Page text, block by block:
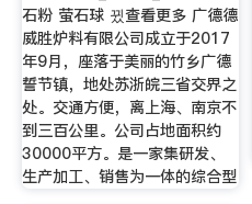
石粉 萤石球 뀠查看更多 广德德
威胜炉料有限公司成立于2017
年9月，座落于美丽的竹乡广德
誓节镇，地处苏浙皖三省交界之
处。交通方便，离上海、南京不
到三百公里。公司占地面积约
30000平方。是一家集研发、
生产加工、销售为一体的综合型